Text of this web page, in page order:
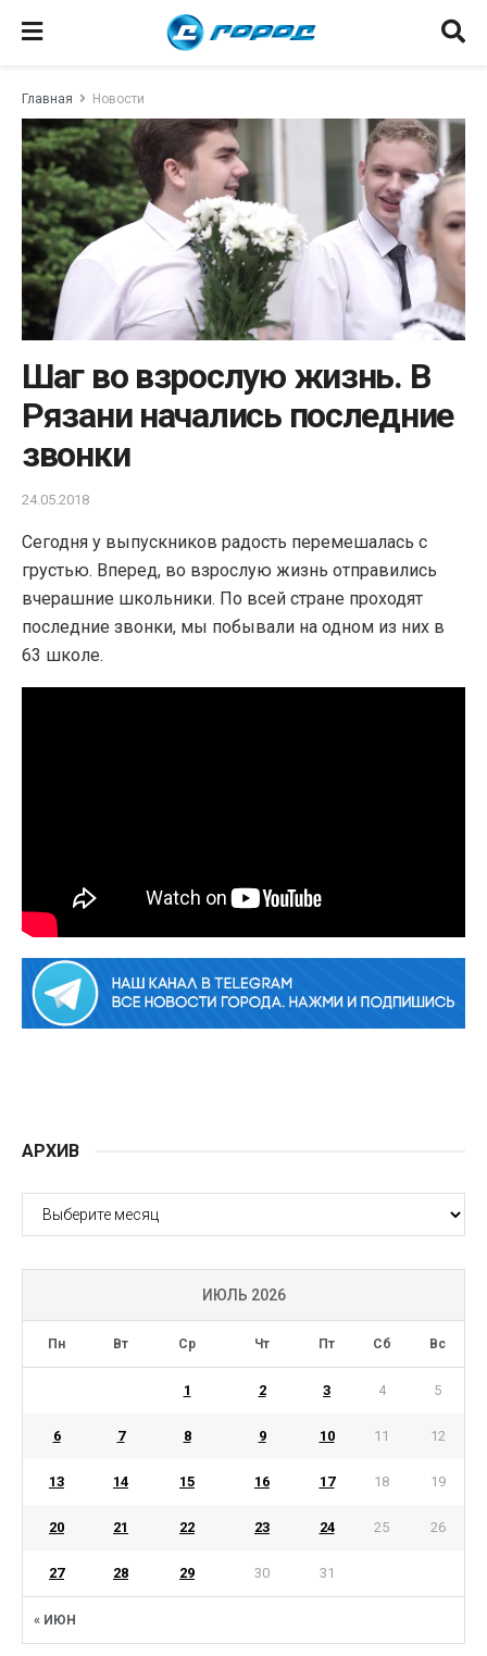
Главная Новости
Шаг во взрослую жизнь. В
Рязани начались последние
звонки
24.05.2018
Сегодня у выпускников радость перемешалась с
грустью. Вперед, во взрослую жизнь отправились
вчерашние школьники. По всей стране проходят
последние звонки, мы побывали на одном из них в
63 школе.
АРХИВ
АРХИВ
ИЮЛЬ 2026
Пн Вт Ср Чт Пт Сб Вс
« ИЮН
1 2 3 4 5
6 7 8 9 10 11 12
13 14 15 16 17 18 19
20 21 22 23 24 25 26
27 28 29 30 31